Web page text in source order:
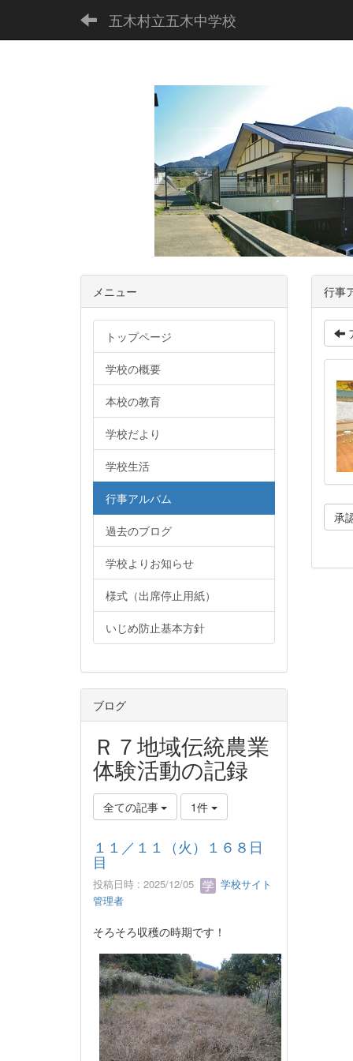
五木村立五木中学校
行事
承
メニュー
トップページ
学校の概要
本校の教育
学校だより
学校生活
行事アルバム
過去のブログ
学校よりお知らせ
様式（出席停止用紙）
いじめ防止基本方針
ブログ
Ｒ７地域伝統農業
体験活動の記録
全ての記事 1件
１１／１１（火）１６８日
目
投稿日時 : 2025/12/05
学校サイト
管理者
そろそろ収穫の時期です！